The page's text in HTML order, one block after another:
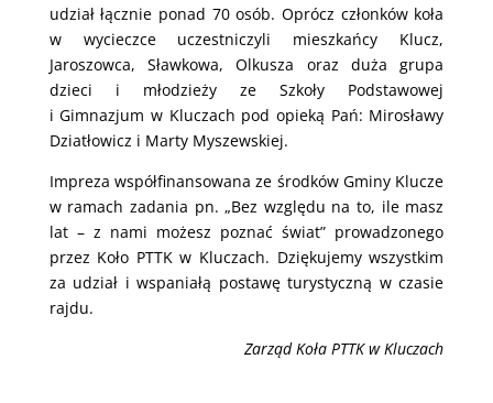
udział łącznie ponad 70 osób. Oprócz członków koła
w wycieczce uczestniczyli mieszkańcy Klucz,
Jaroszowca, Sławkowa, Olkusza oraz duża grupa
dzieci i młodzieży ze Szkoły Podstawowej
i Gimnazjum w Kluczach pod opieką Pań: Mirosławy
Dziatłowicz i Marty Myszewskiej.
Impreza współfinansowana ze środków Gminy Klucze
w ramach zadania pn. „Bez względu na to, ile masz
lat – z nami możesz poznać świat” prowadzonego
przez Koło PTTK w Kluczach. Dziękujemy wszystkim
za udział i wspaniałą postawę turystyczną w czasie
rajdu.
Zarząd Koła PTTK w Kluczach